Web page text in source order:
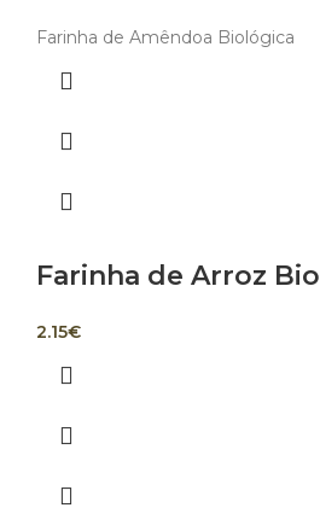
Farinha de Amêndoa Biológica
Farinha de Arroz Bio
2.15€